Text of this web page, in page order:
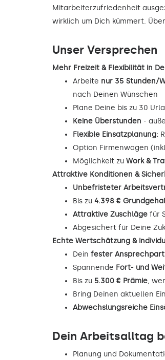
Mitarbeiterzufriedenheit
wirklich um Dich kümmert.
Unser Versprechen
Mehr Freizeit & Flexibilität in
Arbeite nur 35 Stunden/
nach Deinen Wünschen
Plane Deine bis zu 30
Keine Überstunden -
Flexible Einsatzplanung:
Option Firmenwagen
Möglichkeit zu Work &
Attraktive Konditionen &
Unbefristeter
Bis zu 4.398 €
Attraktive Zuschläge für
Abgesichert für Deine
Echte Wertschätzung &
Dein fester
Spannende Fort- und
Bis zu 5.300 € Prämie,
Bring Deinen aktuellen
Abwechslungsreiche
Dein Arbeitsalltag
Planung und